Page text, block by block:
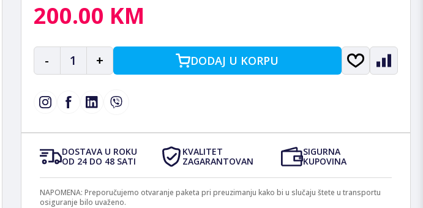
200.00 KM
- 1 + DODAJ U KORPU
DOSTAVA U ROKU
OD 24 DO 48 SATI
KVALITET
ZAGARANTOVAN
SIGURNA
KUPOVINA
NAPOMENA: Preporučujemo otvaranje paketa pri preuzimanju kako bi u slučaju štete u transportu
osiguranje bilo uvaženo.